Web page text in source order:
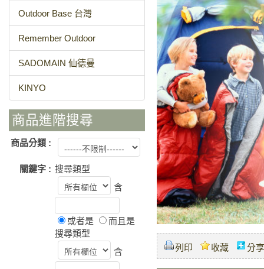
Outdoor Base 台灣
Remember Outdoor
SADOMAIN 仙德曼
KINYO
商品進階搜尋
商品分類 :
關鍵字 : 搜尋類型
含
或者是
而且是
搜尋類型
含
列印 收藏 分享